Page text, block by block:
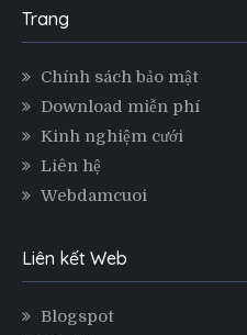
Trang
Chính sách bảo mật
Download miễn phí
Kinh nghiệm cưới
Liên hệ
Webdamcuoi
Liên kết Web
Blogspot